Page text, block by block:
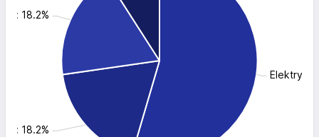
Elektryk:
18.2%
18.2%